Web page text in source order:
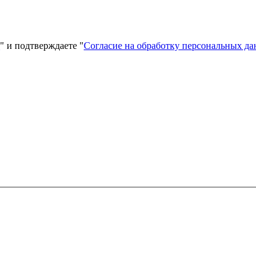
" и подтверждаете "Согласие на обработку персональных